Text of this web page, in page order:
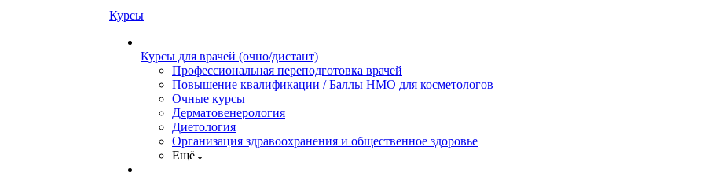
Курсы
Курсы для врачей (очно/дистант)
Профессиональная переподготовка врачей
Повышение квалификации / Баллы НМО для косметологов
Очные курсы
Дерматовенерология
Диетология
Организация здравоохранения и общественное здоровье
Ещё